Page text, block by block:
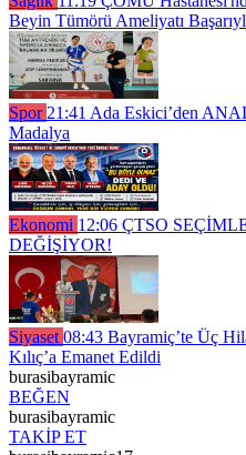
Beyin Tümörü Ameliyatı
Spor 21:41 Ada Eskici’den
Madalya
Ekonomi 12:06 ÇTSO
DEĞİŞİYOR!
Siyaset 08:43 Bayramiç’te Üç
Kılıç’a Emanet Edildi
burasibayramic
BEĞEN
burasibayramic
TAKİP ET